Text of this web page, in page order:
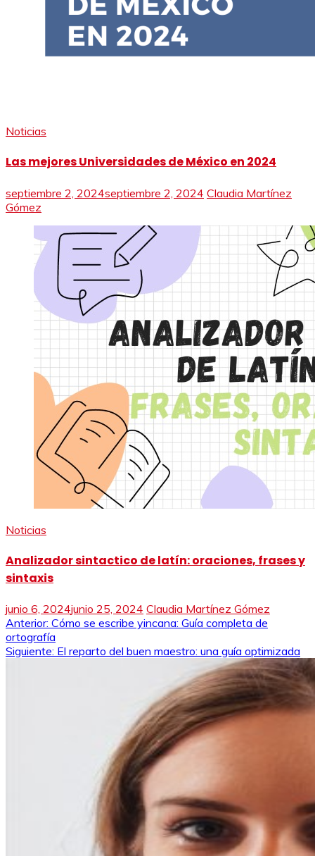
Noticias
Las mejores Universidades de México en 2024
septiembre 2, 2024septiembre 2, 2024 Claudia Martínez
Gómez
Noticias
Analizador sintactico de latín: oraciones, frases y
sintaxis
junio 6, 2024junio 25, 2024 Claudia Martínez Gómez
Navegación
de
Anterior: Cómo se escribe yincana: Guía completa de
ortografía
Siguiente: El reparto del buen maestro: una guía optimizada